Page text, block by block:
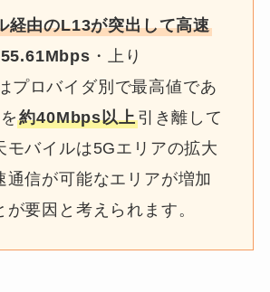
経由のL13が突出して高速
・上り
プロバイダ別で最高値であ
約40Mbps以上引き離して
モバイルは5Gエリアの拡大
通信が可能なエリアが増加
が要因と考えられます。